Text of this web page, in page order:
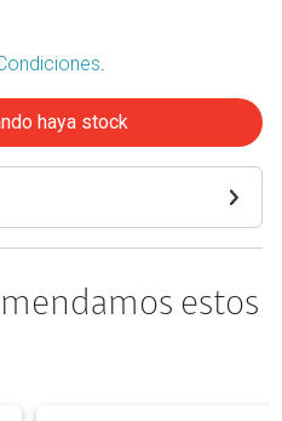
.
haya stock
estos